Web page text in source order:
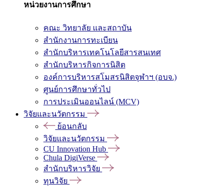
หน่วยงานการศึกษา
คณะ วิทยาลัย และสถาบัน
สำนักงานการทะเบียน
สำนักบริหารเทคโนโลยีสารสนเทศ
สำนักบริหารกิจการนิสิต
องค์การบริหารสโมสรนิสิตจุฬาฯ (อบจ.)
ศูนย์การศึกษาทั่วไป
การประเมินออนไลน์ (MCV)
วิจัยและนวัตกรรม
ย้อนกลับ
วิจัยและนวัตกรรม
CU Innovation Hub
Chula DigiVerse
สำนักบริหารวิจัย
ทุนวิจัย